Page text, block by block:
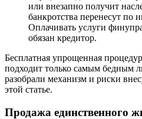
или внезапно получит
банкротства перенесут по
Оплачивать услуги
обязан кредитор.
Бесплатная упрощенная
подходит только самым бедным
разобрали механизм и риски
этой статье.
Продажа единственного